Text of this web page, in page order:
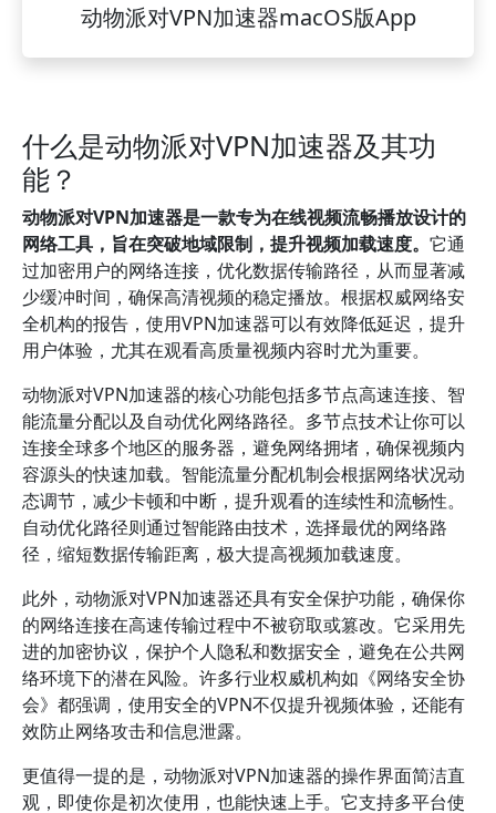
动物派对VPN加速器macOS版App
什么是动物派对VPN加速器及其功
能？
动物派对VPN加速器是一款专为在线视频流畅播放设计的
网络工具，旨在突破地域限制，提升视频加载速度。 它通
过加密用户的网络连接，优化数据传输路径，从而显著减
少缓冲时间，确保高清视频的稳定播放。根据权威网络安
全机构的报告，使用VPN加速器可以有效降低延迟，提升
用户体验，尤其在观看高质量视频内容时尤为重要。
动物派对VPN加速器的核心功能包括多节点高速连接、智
能流量分配以及自动优化网络路径。多节点技术让你可以
连接全球多个地区的服务器，避免网络拥堵，确保视频内
容源头的快速加载。智能流量分配机制会根据网络状况动
态调节，减少卡顿和中断，提升观看的连续性和流畅性。
自动优化路径则通过智能路由技术，选择最优的网络路
径，缩短数据传输距离，极大提高视频加载速度。
此外，动物派对VPN加速器还具有安全保护功能，确保你
的网络连接在高速传输过程中不被窃取或篡改。它采用先
进的加密协议，保护个人隐私和数据安全，避免在公共网
络环境下的潜在风险。许多行业权威机构如《网络安全协
会》都强调，使用安全的VPN不仅提升视频体验，还能有
效防止网络攻击和信息泄露。
更值得一提的是，动物派对VPN加速器的操作界面简洁直
观，即使你是初次使用，也能快速上手。它支持多平台使